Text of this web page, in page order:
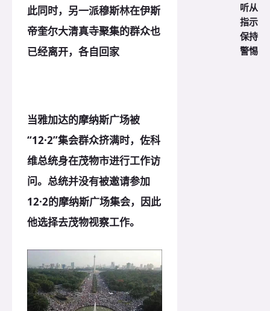
此同时，另一派穆斯林在伊斯
帝奎尔大清真寺聚集的群众也
已经离开，各自回家
当雅加达的摩纳斯广场被
“12·2”集会群众挤满时，佐科
维总统身在茂物市进行工作访
问。总统并没有被邀请参加
12·2的摩纳斯广场集会，因此
他选择去茂物视察工作。
听从
指示
保持
警惕